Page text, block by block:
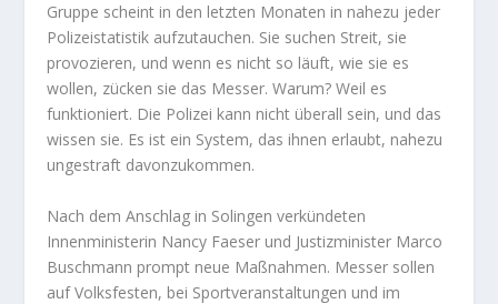
Gruppe scheint in den letzten Monaten in nahezu jeder
Polizeistatistik aufzutauchen. Sie suchen Streit, sie
provozieren, und wenn es nicht so läuft, wie sie es
wollen, zücken sie das Messer. Warum? Weil es
funktioniert. Die Polizei kann nicht überall sein, und das
wissen sie. Es ist ein System, das ihnen erlaubt, nahezu
ungestraft davonzukommen.
Nach dem Anschlag in Solingen verkündeten
Innenministerin Nancy Faeser und Justizminister Marco
Buschmann prompt neue Maßnahmen. Messer sollen
auf Volksfesten, bei Sportveranstaltungen und im